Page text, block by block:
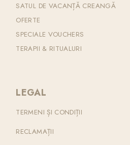
SATUL DE VACANȚĂ CREANGĂ
OFERTE
SPECIALE VOUCHERS
TERAPII & RITUALURI
LEGAL
TERMENI ȘI CONDIȚII
RECLAMAȚII